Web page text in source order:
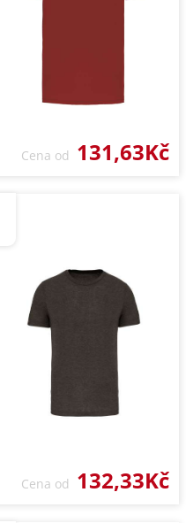
Cena od 131,63Kč
Cena od 132,33Kč